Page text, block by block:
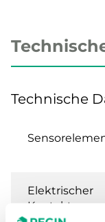
Technische
Elektrischer
Kontakt